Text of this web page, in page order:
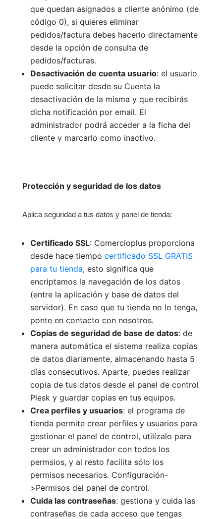
que quedan asignados a cliente anónimo (de
código 0), si quieres eliminar
pedidos/factura debes hacerlo directamente
desde la opción de consulta de
pedidos/facturas.
Desactivación de cuenta usuario: el usuario
puede solicitar desde su Cuenta la
desactivación de la misma y que recibirás
dicha notificación por email. El
administrador podrá acceder a la ficha del
cliente y marcarlo como inactivo.
Protección y seguridad de los datos
Aplica seguridad a tus datos y panel de tienda:
Certificado SSL: Comercioplus proporciona
desde hace tiempo certificado SSL GRATIS
para tu tienda, esto significa que
encriptamos la navegación de los datos
(entre la aplicación y base de datos del
servidor). En caso que tu tienda no lo tenga,
ponte en contacto con nosotros.
Copias de seguridad de base de datos: de
manera automática el sistema realiza copias
de datos diariamente, almacenando hasta 5
días consecutivos. Aparte, puedes realizar
copia de tus datos desde el panel de control
Plesk y guardar copias en tus equipos.
Crea perfiles y usuarios: el programa de
tienda permite crear perfiles y usuarios para
gestionar el panel de control, utilízalo para
crear un administrador con todos los
permsios, y al resto facilita sólo los
permisos necesarios. Configuración-
>Permisos del panel de control.
Cuida las contraseñas: gestiona y cuida las
contraseñas de cada acceso que tengas